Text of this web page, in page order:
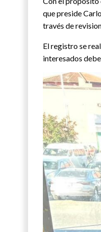
que preside
través de
El registro se
interesados